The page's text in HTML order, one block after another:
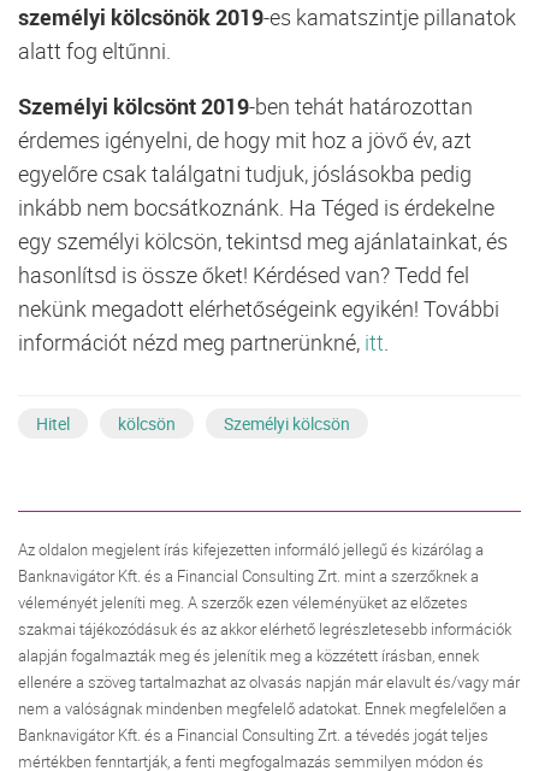
személyi kölcsönök 2019-es kamatszintje pillanatok
alatt fog eltűnni.
Személyi kölcsönt 2019-ben tehát határozottan
érdemes igényelni, de hogy mit hoz a jövő év, azt
egyelőre csak találgatni tudjuk, jóslásokba pedig
inkább nem bocsátkoznánk. Ha Téged is érdekelne
egy személyi kölcsön, tekintsd meg ajánlatainkat, és
hasonlítsd is össze őket! Kérdésed van? Tedd fel
nekünk megadott elérhetőségeink egyikén! További
információt nézd meg partnerünkné, itt
Hitel kölcsön Személyi kölcsön
Az oldalon megjelent írás kifejezetten informáló jellegű és kizárólag a
Banknavigátor Kft. és a Financial Consulting Zrt. mint a szerzőknek a
véleményét jeleníti meg. A szerzők ezen véleményüket az előzetes
szakmai tájékozódásuk és az akkor elérhető legrészletesebb információk
alapján fogalmazták meg és jelenítik meg a közzétett írásban, ennek
ellenére a szöveg tartalmazhat az olvasás napján már elavult és/vagy már
nem a valóságnak mindenben megfelelő adatokat. Ennek megfelelően a
Banknavigátor Kft. és a Financial Consulting Zrt. a tévedés jogát teljes
mértékben fenntartják, a fenti megfogalmazás semmilyen módon és